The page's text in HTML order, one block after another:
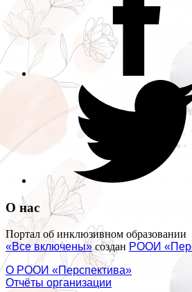
О нас
Портал об инклюзивном образовании
«Все включены»создан РООИ
О РООИ «Перспектива»
Отчёты организации